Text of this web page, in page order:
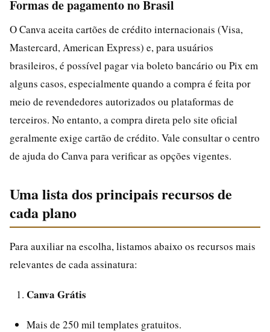
Formas de pagamento no Brasil
O Canva aceita cartões de crédito internacionais (Visa,
Mastercard, American Express) e, para usuários
brasileiros, é possível pagar via boleto bancário ou Pix em
alguns casos, especialmente quando a compra é feita por
meio de revendedores autorizados ou plataformas de
terceiros. No entanto, a compra direta pelo site oficial
geralmente exige cartão de crédito. Vale consultar o centro
de ajuda do Canva para verificar as opções vigentes.
Uma lista dos principais recursos de
cada plano
Para auxiliar na escolha, listamos abaixo os recursos mais
relevantes de cada assinatura:
Canva Grátis
Mais de 250 mil templates gratuitos.